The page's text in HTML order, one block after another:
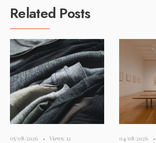
Related Posts
05/08/2026 • Views: 12 04/08/2026 •